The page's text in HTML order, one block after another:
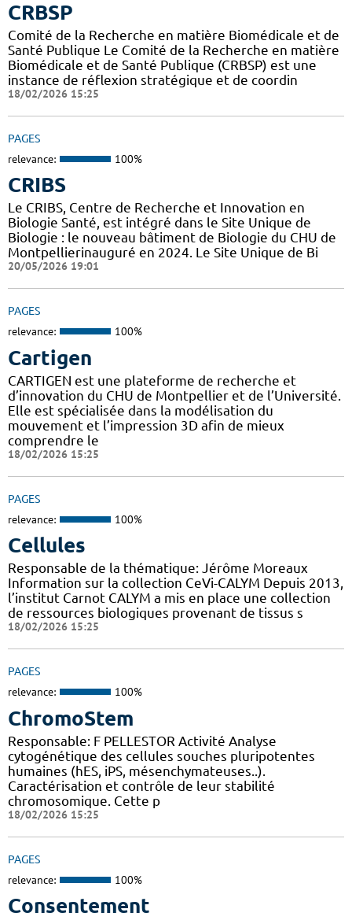
CRBSP
Comité de la Recherche en matière Biomédicale et de
Santé Publique Le Comité de la Recherche en matière
Biomédicale et de Santé Publique (CRBSP) est une
instance de réflexion stratégique et de coordin
18/02/2026 15:25
PAGES
relevance: 100%
CRIBS
Le CRIBS, Centre de Recherche et Innovation en
Biologie Santé, est intégré dans le Site Unique de
Biologie : le nouveau bâtiment de Biologie du CHU de
Montpellierinauguré en 2024. Le Site Unique de Bi
20/05/2026 19:01
PAGES
relevance: 100%
Cartigen
CARTIGEN est une plateforme de recherche et
d’innovation du CHU de Montpellier et de l’Université.
Elle est spécialisée dans la modélisation du
mouvement et l’impression 3D afin de mieux
comprendre le
18/02/2026 15:25
PAGES
relevance: 100%
Cellules
Responsable de la thématique: Jérôme Moreaux
Information sur la collection CeVi-CALYM Depuis 2013,
l’institut Carnot CALYM a mis en place une collection
de ressources biologiques provenant de tissus s
18/02/2026 15:25
PAGES
relevance: 100%
ChromoStem
Responsable: F PELLESTOR Activité Analyse
cytogénétique des cellules souches pluripotentes
humaines (hES, iPS, mésenchymateuses..).
Caractérisation et contrôle de leur stabilité
chromosomique. Cette p
18/02/2026 15:25
PAGES
relevance: 100%
Consentement